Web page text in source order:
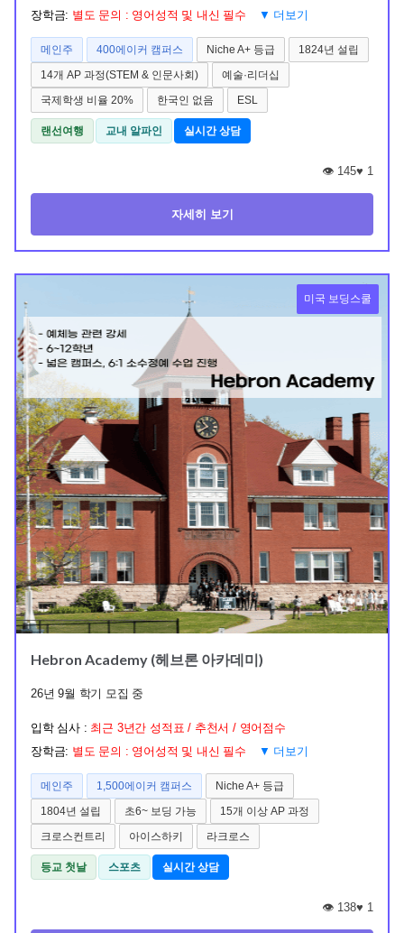
장학금: 별도 문의 : 영어성적 및 내신 필수 ▼ 더보기
메인주 400에이커 캠퍼스 Niche A+ 등급
1824년 설립
14개 AP 과정(STEM & 인문사회)
예술·리더십
국제학생 비율 20%
한국인 없음 ESL
랜선여행 교내 알파인 실시간 상담
👁️ 145♥ 1
자세히 보기
미국 보딩스쿨
Hebron Academy (헤브론 아카데미)
26년 9월 학기 모집 중
입학 심사 : 최근 3년간 성적표 / 추천서 / 영어점수
장학금: 별도 문의 : 영어성적 및 내신 필수 ▼ 더보기
메인주 1,500에이커 캠퍼스
Niche A+ 등급
1804년 설립
초6~ 보딩 가능
15개 이상 AP 과정
크로스컨트리
아이스하키 라크로스
등교 첫날 스포츠 실시간 상담
👁️ 138♥ 1